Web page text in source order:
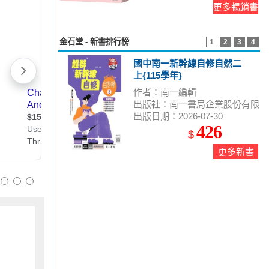
更多暢銷書
1 2 3 4
金石堂 - 新書排行榜
國中南一新幹線自修自然二
上{115學年}
作者：南一編輯
出版社：南一書局企業股份有限
公司
出版日期：2026-07-30
$ 426
更多新書